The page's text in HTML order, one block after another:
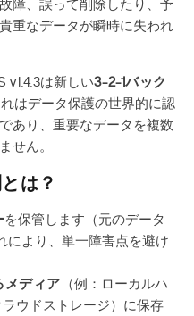
障、誤って削除したり、予
重なデータが瞬時に失われ
v1.4.3は新しい3-2-1バック
はデータ保護の世界的に認
あり、重要なデータを複数
せん。
は？
を保管します（元のデータ
により、単一障害点を避け
メディア （例：ローカルハ
ウドストレージ）に保存